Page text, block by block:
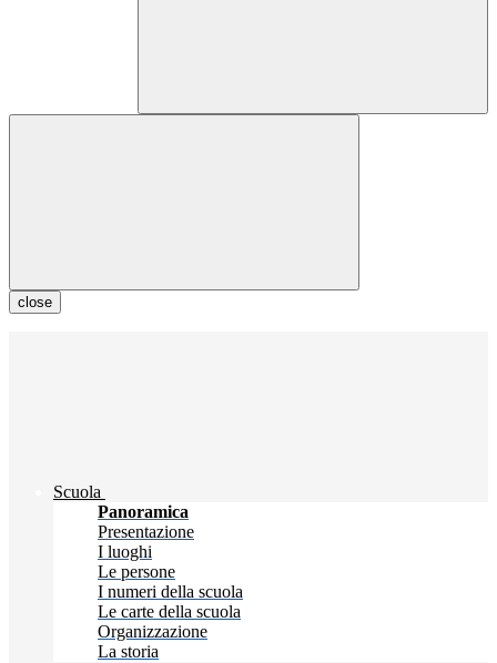
close
Scuola
Panoramica
Presentazione
I luoghi
Le persone
I numeri della scuola
Le carte della scuola
Organizzazione
La storia